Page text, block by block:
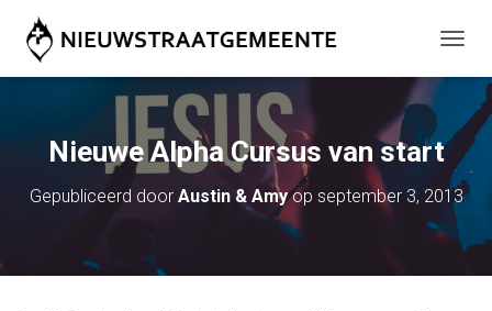
O
L
N
A
V
Nieuwe Alpha Cursus van start
Gepubliceerd door Austin & Amyop september 3, 2013